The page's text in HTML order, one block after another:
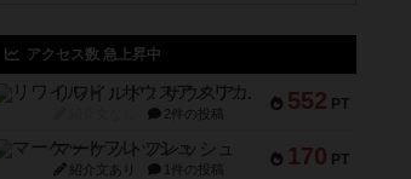
アクセス数 急上昇中
552 PT
リワイルド：サウスアメリカ
2件の投稿
170 PT
マーケットフレッシュ
紹介文あり 1件の投稿